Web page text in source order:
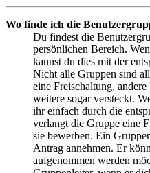
Wo finde ich die
Du findest die
persönlichen Bereich.
kannst du dies mit der
Nicht alle Gruppen sind
eine Freischaltung,
weitere sogar versteckt.
ihr einfach durch die
verlangt die Gruppe eine
sie bewerben. Ein
Antrag annehmen. Er
aufgenommen werden